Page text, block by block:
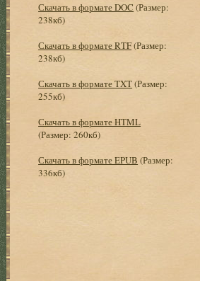
Скачать в формате DOC (Размер:
238кб)
Скачать в формате RTF(Размер:
238кб)
Скачать в формате TXT(Размер:
255кб)
Скачать в формате HTML
(Размер: 260кб)
Скачать в формате EPUB (Размер:
336кб)